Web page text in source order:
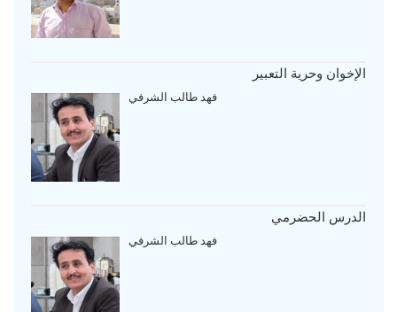
الإخوان وحرية التعبير
فهد طالب الشرفي
الدرس الحضرمي
فهد طالب الشرفي